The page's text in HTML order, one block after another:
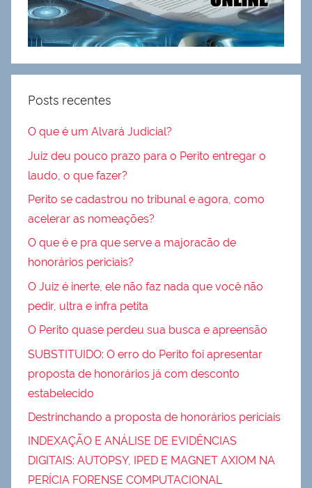
Posts recentes
O que é um Alvará Judicial?
Juiz deu pouco prazo para o Perito entregar o
laudo, o que fazer?
Perito se cadastrou no tribunal e agora, como
acelerar as nomeações?
O que é e pra que serve a majoracão de
honorários periciais?
O Juiz é inerte, ele não faz nada que você não
pedir, ultra e infra petita
O Perito quase perdeu sua busca e apreensão
SUBSTITUIDO: O erro do Perito foi apresentar
proposta de honorários já com desconto
estabelecido
Destrinchando a proposta de honorários periciais
INDEXAÇÃO E ANÁLISE DE EVIDÊNCIAS
DIGITAIS: AUTOPSY, IPED E MAGNET AXIOM NA
PERÍCIA FORENSE COMPUTACIONAL